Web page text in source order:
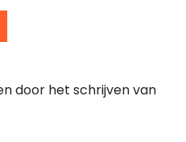
door het schrijven van